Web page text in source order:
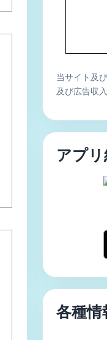
当サイト及
及び広告収
アプ
各種情